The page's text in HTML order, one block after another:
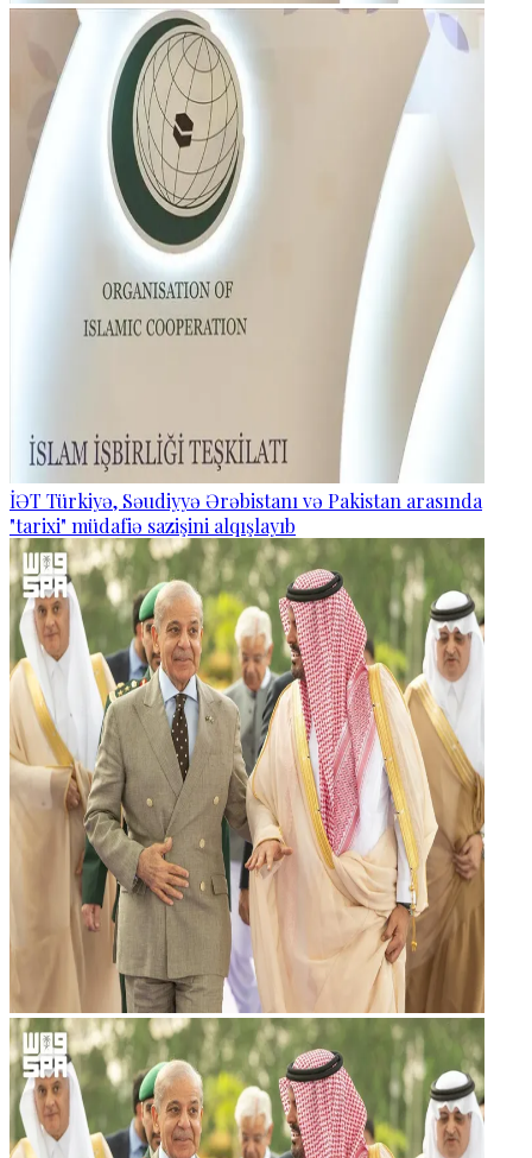
İƏT Türkiyə, Səudiyyə Ərəbistanı və Pakistan arasında
"tarixi" müdafiə sazişini alqışlayıb